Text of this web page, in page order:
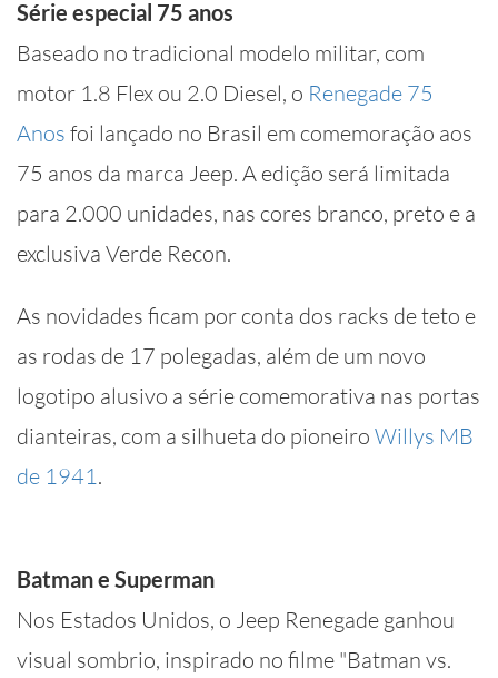
Série especial 75 anos
Baseado no tradicional modelo militar, com
motor 1.8 Flex ou 2.0 Diesel, o Renegade 75
Anos foi lançado no Brasil em comemoração aos
75 anos da marca Jeep. A edição será limitada
para 2.000 unidades, nas cores branco, preto e a
exclusiva Verde Recon.
As novidades ficam por conta dos racks de teto e
as rodas de 17 polegadas, além de um novo
logotipo alusivo a série comemorativa nas portas
dianteiras, com a silhueta do pioneiro Willys MB
de 1941.
Batman e Superman
Nos Estados Unidos, o Jeep Renegade ganhou
visual sombrio, inspirado no filme "Batman vs.